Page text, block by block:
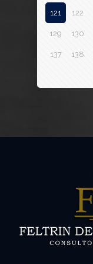
121 122
129 130
137 138